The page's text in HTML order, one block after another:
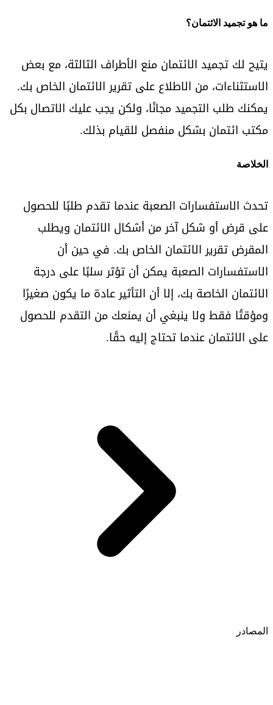
ما هو تجميد الائتمان؟
يتيح لك تجميد الائتمان منع الأطراف الثالثة، مع بعض
الاستثناءات، من الاطلاع على تقرير الائتمان الخاص بك.
يمكنك طلب التجميد مجانًا، ولكن يجب عليك الاتصال بكل
مكتب ائتمان بشكل منفصل للقيام بذلك.
الخلاصة
تحدث الاستفسارات الصعبة عندما تقدم طلبًا للحصول
على قرض أو شكل آخر من أشكال الائتمان ويطلب
المقرض تقرير الائتمان الخاص بك. في حين أن
الاستفسارات الصعبة يمكن أن تؤثر سلبًا على درجة
الائتمان الخاصة بك، إلا أن التأثير عادة ما يكون صغيرًا
ومؤقتًا فقط ولا ينبغي أن يمنعك من التقدم للحصول
على الائتمان عندما تحتاج إليه حقًا.
المصادر